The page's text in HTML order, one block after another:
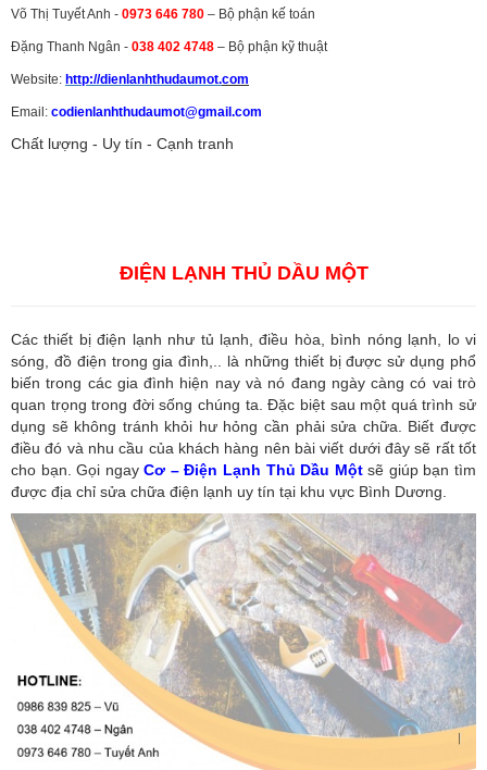
Võ Thị Tuyết Anh - 0973 646 780 – Bộ phận kế toán
Đặng Thanh Ngân - 038 402 4748 – Bộ phận kỹ thuật
Website: http://dienlanhthudaumot.com
Email: codienlanhthudaumot@gmail.com
Chất lượng - Uy tín - Cạnh tranh
ĐIỆN LẠNH THỦ DẦU MỘT
Các thiết bị điện lạnh như tủ lạnh, điều hòa, bình nóng lạnh, lo vi
sóng, đồ điện trong gia đình,.. là những thiết bị được sử dụng phổ
biến trong các gia đình hiện nay và nó đang ngày càng có vai trò
quan trọng trong đời sống chúng ta. Đặc biệt sau một quá trình sử
dụng sẽ không tránh khỏi hư hỏng cần phải sửa chữa. Biết được
điều đó và nhu cầu của khách hàng nên bài viết dưới đây sẽ rất tốt
cho bạn. Gọi ngayCơ – Điện Lạnh Thủ Dầu Một sẽ giúp bạn tìm
được địa chỉ sửa chữa điện lạnh uy tín tại khu vực Bình Dương.